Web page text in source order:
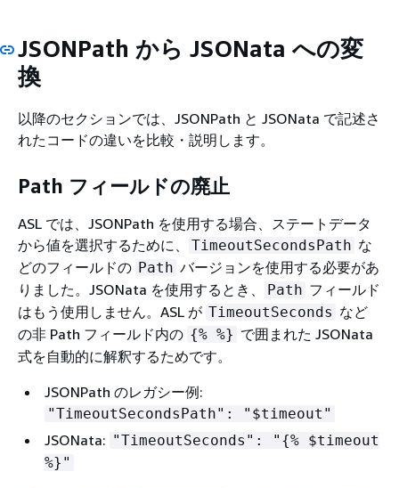
JSONPath から JSONata への変
換
以降のセクションでは、JSONPath と JSONata で記述さ
れたコードの違いを比較・説明します。
Path フィールドの廃止
ASL では、JSONPath を使用する場合、ステートデータ
から値を選択するために、
TimeoutSecondsPath な
どのフィールドの Path バージョンを使用する必要があ
りました。JSONata を使用するとき、
Path フィールド
はもう使用しません。ASL が TimeoutSeconds など
の非 Path フィールド内の {% %} で囲まれた JSONata
式を自動的に解釈するためです。
JSONPath のレガシー例:
"TimeoutSecondsPath": "$timeout"
JSONata: "TimeoutSeconds": " {% $timeout
%}"